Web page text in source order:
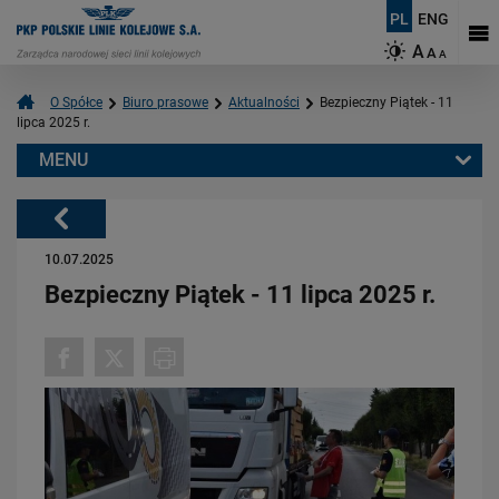
PL ENG
AAA
O Spółce Biuro prasowe Aktualności
Bezpieczny Piątek - 11
lipca 2025 r.
Powrót
10.07.2025
Bezpieczny Piątek - 11 lipca 2025 r.
MENU
08.07.2026
Pociąg przejechał, a czerwone światło nadal miga. Dlaczego trzeba
czekać?
PRZECZYTAJ